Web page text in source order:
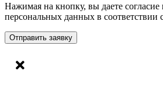
Нажимая на кнопку, вы даете
персональных данных в соответствии